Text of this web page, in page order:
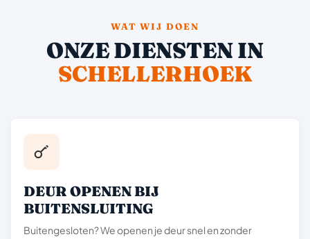
WAT WIJ DOEN
ONZE DIENSTEN IN
SCHELLERHOEK
DEUR OPENEN BIJ
BUITENSLUITING
Buitengesloten? We openen je deur snel en zonder